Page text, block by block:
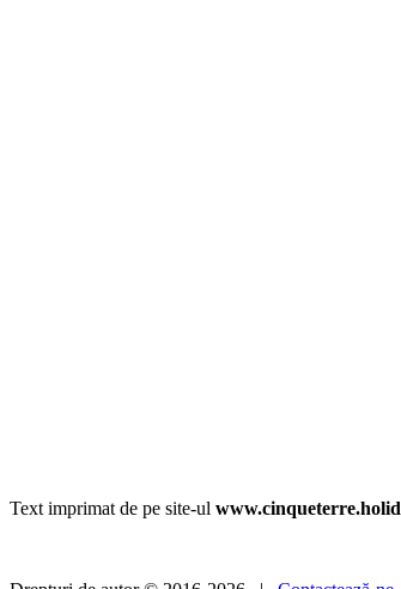
Text imprimat de pe site-ul